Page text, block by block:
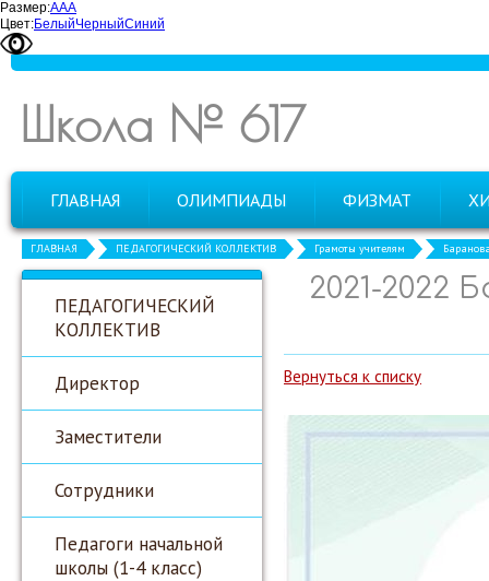
Размер:ААА
Цвет:БелыйЧерныйСиний
Школа № 617
ГЛАВНАЯ ОЛИМПИАДЫ ФИЗМАТ
ГЛАВНАЯ ПЕДАГОГИЧЕСКИЙ КОЛЛЕКТИВ Грамоты учителям
ПЕДАГОГИЧЕСКИЙ
КОЛЛЕКТИВ
Директор
Заместители
Сотрудники
Педагоги начальной
школы (1-4 класс)
2021-2022
Вернуться к списку